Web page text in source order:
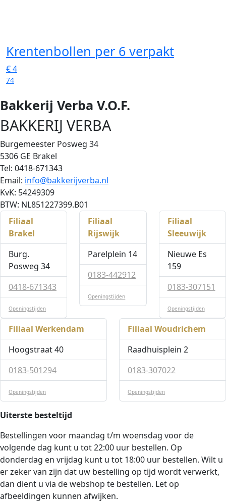
Krentenbollen per 6 verpakt
€4
74
Bakkerij Verba V.O.F.
BAKKERIJ VERBA
Burgemeester Posweg 34
5306 GE Brakel
Tel: 0418-671343
Email: info@bakkerijverba.nl
KvK: 54249309
BTW: NL851227399.B01
Filiaal
Brakel
Burg.
Posweg 34
0418-671343
Openingstijden
Filiaal
Rijswijk
Parelplein 14
0183-442912
Openingstijden
Filiaal
Sleeuwijk
Nieuwe Es
159
0183-307151
Openingstijden
Filiaal Werkendam
Hoogstraat 40
0183-501294
Openingstijden
Filiaal Woudrichem
Raadhuisplein 2
0183-307022
Openingstijden
Uiterste besteltijd
Bestellingen voor maandag t/m woensdag voor de
volgende dag kunt u tot 22:00 uur bestellen. Op
donderdag en vrijdag kunt u tot 18:00 uur bestellen. Wilt u
er zeker van zijn dat uw bestelling op tijd wordt verwerkt,
dan dient u via de webshop te bestellen. Let op
afbeeldingen kunnen afwijken.